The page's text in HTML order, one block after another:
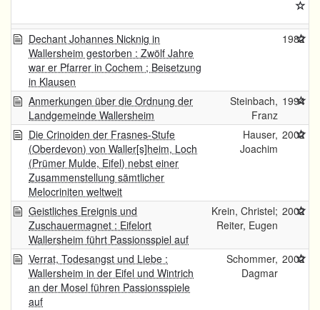
Dechant Johannes Nicknig in
Wallersheim gestorben : Zwölf Jahre
war er Pfarrer in Cochem ; Beisetzung
in Klausen
1982
Anmerkungen über die Ordnung der
Landgemeinde Wallersheim
Steinbach,
Franz
1994
Die Crinoiden der Frasnes-Stufe
(Oberdevon) von Waller[s]heim, Loch
(Prümer Mulde, Eifel) nebst einer
Zusammenstellung sämtlicher
Melocriniten weltweit
Hauser,
Joachim
2002
Geistliches Ereignis und
Zuschauermagnet : Eifelort
Wallersheim führt Passionsspiel auf
Krein, Christel;
Reiter, Eugen
2002
Verrat, Todesangst und Liebe :
Wallersheim in der Eifel und Wintrich
an der Mosel führen Passionsspiele
auf
Schommer,
Dagmar
2002